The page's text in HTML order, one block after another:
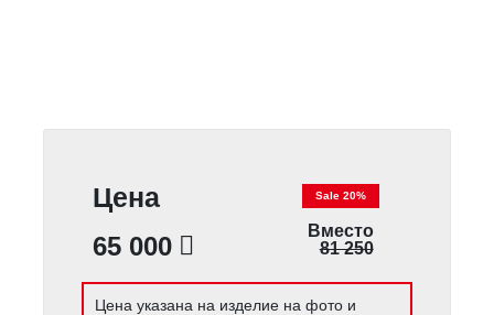
Цена
65 000
Sale 20%
Вместо
81 250
Цена указана на изделие на фото и